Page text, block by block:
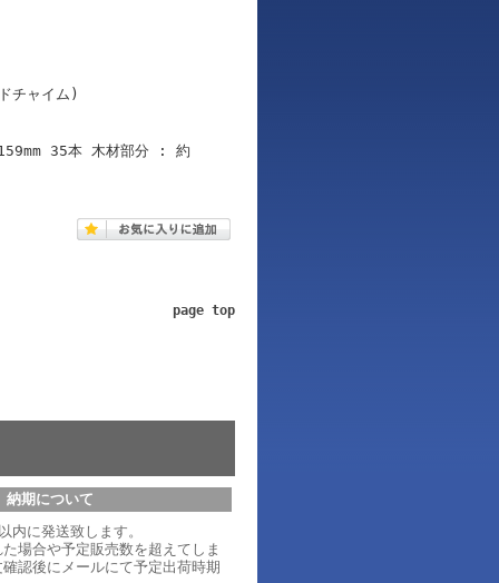
ャイム)
35本 木材部分 : 約
page top
納期について
内に発送致します。
場合や予定販売数を超えてしま
認後にメールにて予定出荷時期